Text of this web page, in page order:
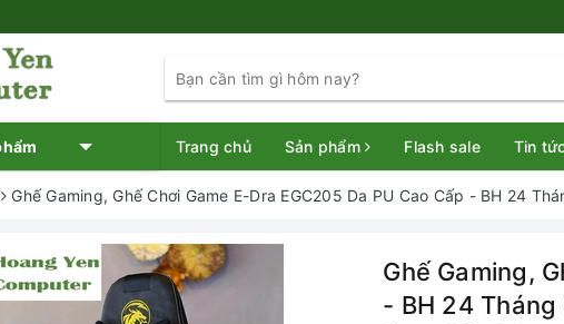
Trang chủ Sản phẩm Flash sale Tin
Ghế Gaming, Ghế Chơi Game E-Dra EGC205 Da PU Cao Cấp - BH 24
Ghế Gaming,
- BH 24 Tháng